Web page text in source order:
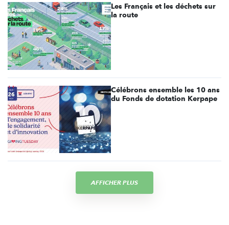
Les Français et les déchets sur
la route
Célébrons ensemble les 10 ans
du Fonds de dotation Kerpape
AFFICHER PLUS